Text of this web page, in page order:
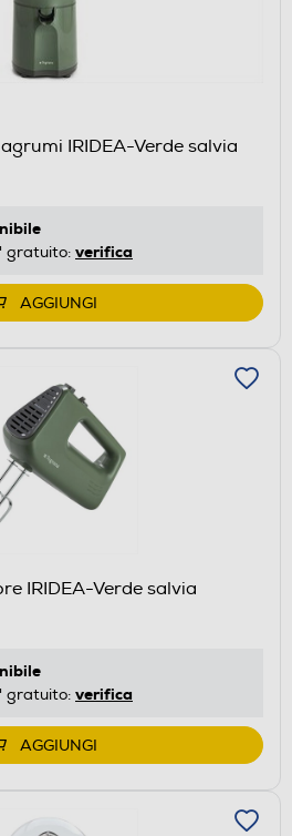
IRIDEA-Verde salvia
gratuito: verifica
AGGIUNGI
IRIDEA-Verde salvia
gratuito: verifica
AGGIUNGI